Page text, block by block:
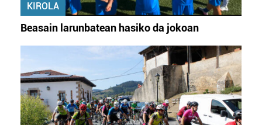
KIROLA
Beasain larunbatean hasiko da jokoan